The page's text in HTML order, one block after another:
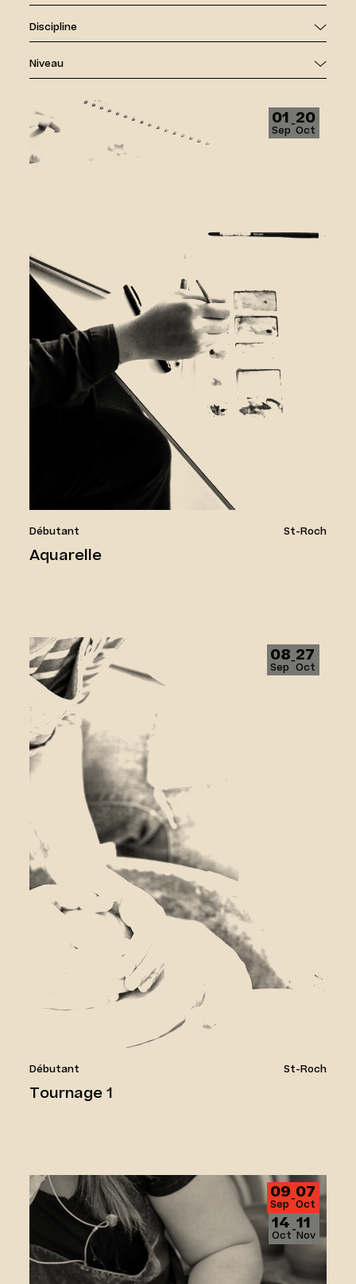
Discipline
Niveau
01
Sep‑20
Oct
Débutant St-Roch
Aquarelle
Aquarelle
08
Sep‑27
Oct
Débutant St-Roch
Tournage 1
Tournage 1
09
Sep‑07
Oct
14
Oct‑11
Nov
Tournage Débutant (5 semaines)